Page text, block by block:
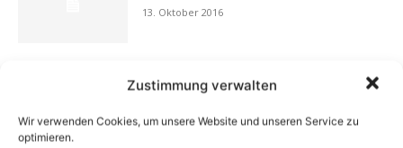
Zustimmung verwalten
Wir verwenden Cookies, um unsere Website und unseren Service zu
optimieren.
13. Oktober 2016
13. Januar 2021